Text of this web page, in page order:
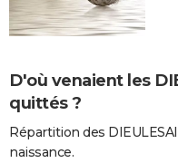
D'où venaient les
quittés ?
Répartition des
naissance.